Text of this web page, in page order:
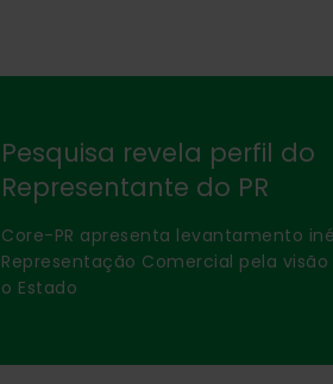
Pesquisa revela perfil do
Representante do PR
Core-PR apresenta levantamento
Representação Comercial pela
o Estado